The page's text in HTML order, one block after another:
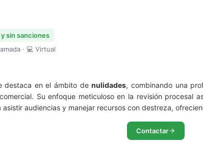
sin sanciones
· 💻 Virtual
destaca en el ámbito denulidades, combinando una
Su enfoque meticuloso en la revisión procesal
audiencias y manejar recursos con destreza,
Contactar